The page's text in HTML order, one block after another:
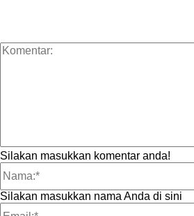
Silakan masukkan komentar anda!
Silakan masukkan nama Anda di sini